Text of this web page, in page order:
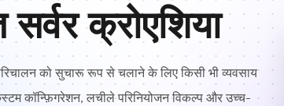
सर्वर क्रोएशिया
को सुचारू रूप से चलाने के लिए किसी भी व्यवसाय
कॉन्फ़िगरेशन, लचीले परिनियोजन विकल्प और उच्च-